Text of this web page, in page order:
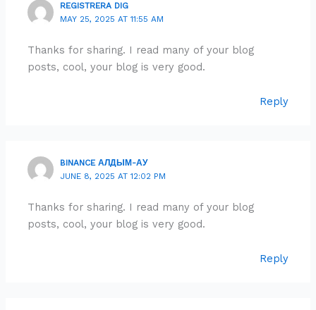
REGISTRERA DIG
MAY 25, 2025 AT 11:55 AM
Thanks for sharing. I read many of your blog
posts, cool, your blog is very good.
Reply
BINANCE АЛДЫМ-АУ
JUNE 8, 2025 AT 12:02 PM
Thanks for sharing. I read many of your blog
posts, cool, your blog is very good.
Reply